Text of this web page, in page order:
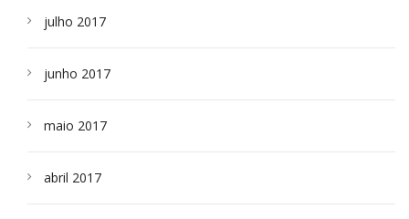
julho 2017
junho 2017
maio 2017
abril 2017